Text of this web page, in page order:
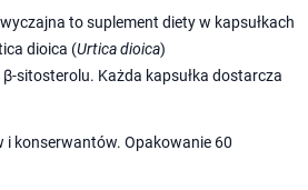
to suplement diety w kapsułkach
dioica (Urtica dioica)
sitosterolu. Każda kapsułka dostarcza
i konserwantów. Opakowanie 60